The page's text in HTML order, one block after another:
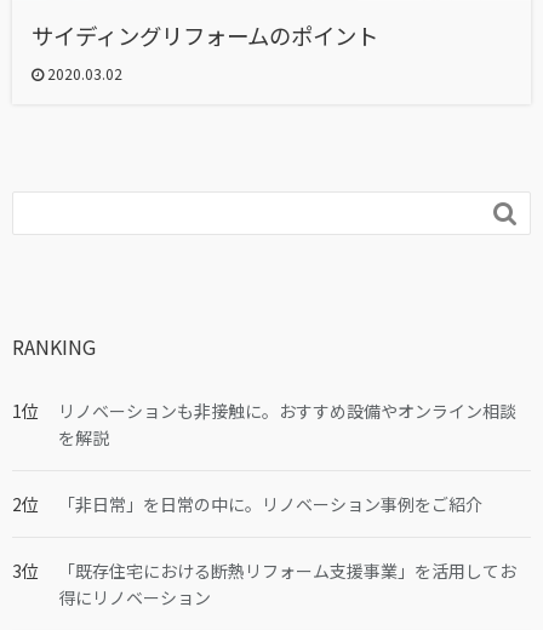
サイディングリフォームのポイント
2020.03.02

RANKING
リノベーションも非接触に。おすすめ設備やオンライン相談
を解説
「非日常」を日常の中に。リノベーション事例をご紹介
「既存住宅における断熱リフォーム支援事業」を活用してお
得にリノベーション